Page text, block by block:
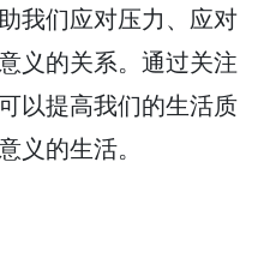
我们应对压力、应对
义的关系。通过关注
以提高我们的生活质
义的生活。